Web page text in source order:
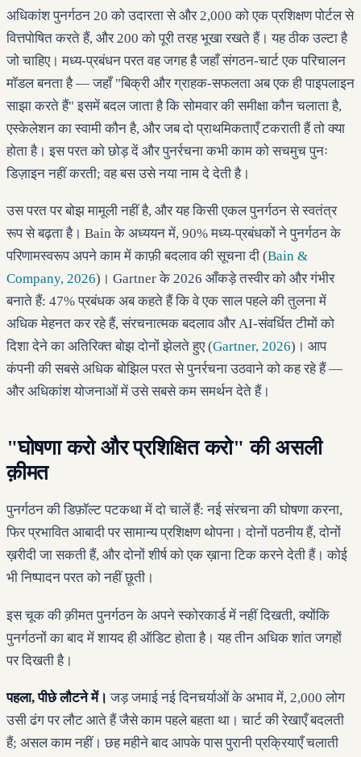
अधिकांश पुनर्गठन 20 को उदारता से और 2,000 को एक प्रशिक्षण पोर्टल से
वित्तपोषित करते हैं, और 200 को पूरी तरह भूखा रखते हैं। यह ठीक उल्टा है
जो चाहिए। मध्य-प्रबंधन परत वह जगह है जहाँ संगठन-चार्ट एक परिचालन
मॉडल बनता है — जहाँ "बिक्री और ग्राहक-सफलता अब एक ही पाइपलाइन
साझा करते हैं" इसमें बदल जाता है कि सोमवार की समीक्षा कौन चलाता है,
एस्केलेशन का स्वामी कौन है, और जब दो प्राथमिकताएँ टकराती हैं तो क्या
होता है। इस परत को छोड़ दें और पुनर्रचना कभी काम को सचमुच पुनः
डिज़ाइन नहीं करती; वह बस उसे नया नाम दे देती है।
उस परत पर बोझ मामूली नहीं है, और यह किसी एकल पुनर्गठन से स्वतंत्र
रूप से बढ़ता है। Bain के अध्ययन में, 90% मध्य-प्रबंधकों ने पुनर्गठन के
परिणामस्वरूप अपने काम में काफ़ी बदलाव की सूचना दी (Bain &
Company, 2026)। Gartner के 2026 आँकड़े तस्वीर को और गंभीर
बनाते हैं: 47% प्रबंधक अब कहते हैं कि वे एक साल पहले की तुलना में
अधिक मेहनत कर रहे हैं, संरचनात्मक बदलाव और AI-संवर्धित टीमों को
दिशा देने का अतिरिक्त बोझ दोनों झेलते हुए (Gartner, 2026)। आप
कंपनी की सबसे अधिक बोझिल परत से पुनर्रचना उठवाने को कह रहे हैं —
और अधिकांश योजनाओं में उसे सबसे कम समर्थन देते हैं।
"घोषणा करो और प्रशिक्षित करो" की असली
क़ीमत
पुनर्गठन की डिफ़ॉल्ट पटकथा में दो चालें हैं: नई संरचना की घोषणा करना,
फिर प्रभावित आबादी पर सामान्य प्रशिक्षण थोपना। दोनों पठनीय हैं, दोनों
ख़रीदी जा सकती हैं, और दोनों शीर्ष को एक ख़ाना टिक करने देती हैं। कोई
भी निष्पादन परत को नहीं छूती।
इस चूक की क़ीमत पुनर्गठन के अपने स्कोरकार्ड में नहीं दिखती, क्योंकि
पुनर्गठनों का बाद में शायद ही ऑडिट होता है। यह तीन अधिक शांत जगहों
पर दिखती है।
पहला, पीछे लौटने में। जड़ जमाई नई दिनचर्याओं के अभाव में, 2,000 लोग
उसी ढंग पर लौट आते हैं जैसे काम पहले बहता था। चार्ट की रेखाएँ बदलती
हैं; असल काम नहीं। छह महीने बाद आपके पास पुरानी प्रक्रियाएँ चलाती